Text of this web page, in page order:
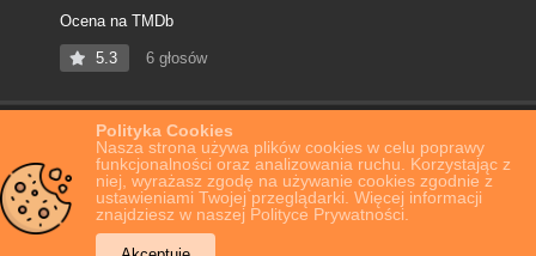
Polityka Cookies
Nasza strona używa plików cookies w celu poprawy
funkcjonalności oraz analizowania ruchu. Korzystając z
niej, wyrażasz zgodę na używanie cookies zgodnie z
ustawieniami Twojej przeglądarki. Więcej informacji
znajdziesz w naszej Polityce Prywatności.
Ocena na TMDb
5.3 6 głosów
Film Online Chip and Potato: Chip’s Holiday